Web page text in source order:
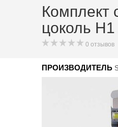
Комплект
цоколь
0 отзывов
ПРОИЗВОДИТЕЛЬ